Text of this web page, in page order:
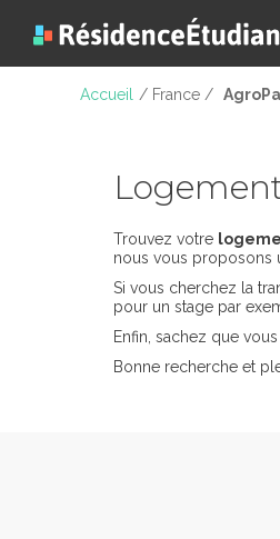
Accueil / France /
Trouvez votre
nous vous proposons
Si vous cherchez la
pour un stage par
Enfin, sachez que
Bonne recherche et